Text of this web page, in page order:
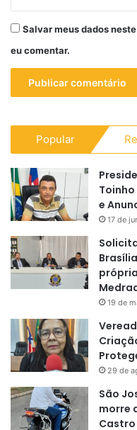
Salvar meus dados
eu comentar.
Popular
e
17 de
19 de
29 de
São
morre
Castro